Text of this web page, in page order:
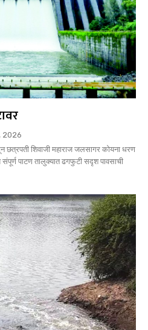
2026
पाटण तालुक्यात ढगफुटी सदृश पावसाची